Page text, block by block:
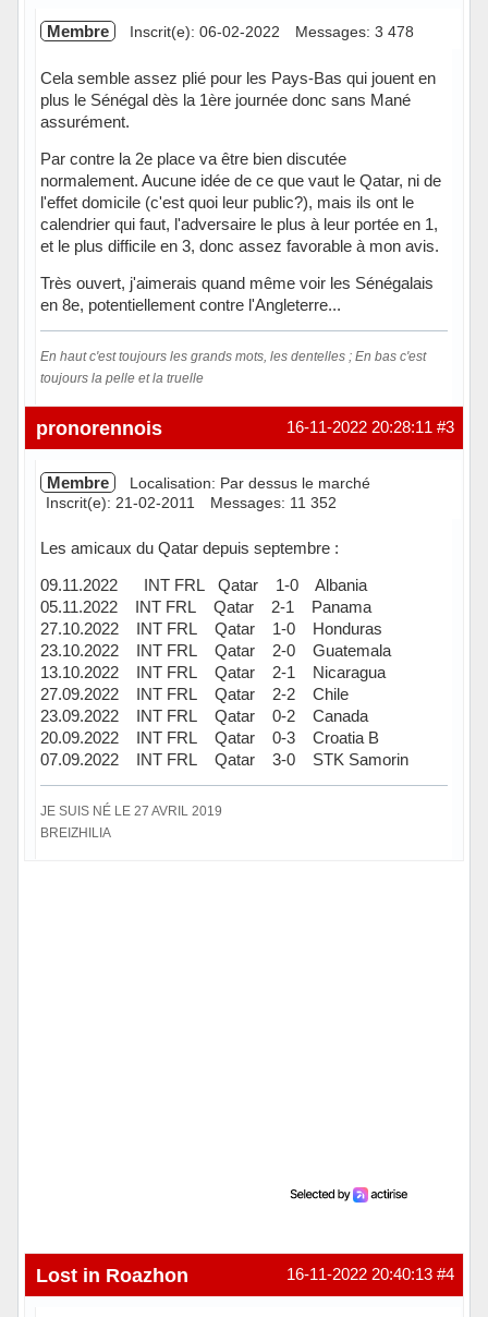
Membre Inscrit(e): 06-02-2022 Messages: 3 478
Cela semble assez plié pour les Pays-Bas qui jouent en
plus le Sénégal dès la 1ère journée donc sans Mané
assurément.
Par contre la 2e place va être bien discutée
normalement. Aucune idée de ce que vaut le Qatar, ni de
l'effet domicile (c'est quoi leur public?), mais ils ont le
calendrier qui faut, l'adversaire le plus à leur portée en 1,
et le plus difficile en 3, donc assez favorable à mon avis.
Très ouvert, j'aimerais quand même voir les Sénégalais
en 8e, potentiellement contre l'Angleterre...
En haut c'est toujours les grands mots, les dentelles ; En bas c'est
toujours la pelle et la truelle
Hors ligne #3
16-11-2022 20:28:11
pronorennois
Membre
Localisation: Par dessus le marché
Inscrit(e): 21-02-2011
Messages: 11 352
Les amicaux du Qatar depuis septembre :
09.11.2022 INT FRL Qatar 1-0 Albania
05.11.2022 INT FRL Qatar 2-1 Panama
27.10.2022 INT FRL Qatar 1-0 Honduras
23.10.2022 INT FRL Qatar 2-0 Guatemala
13.10.2022 INT FRL Qatar 2-1 Nicaragua
27.09.2022 INT FRL Qatar 2-2 Chile
23.09.2022 INT FRL Qatar 0-2 Canada
20.09.2022 INT FRL Qatar 0-3 Croatia B
07.09.2022 INT FRL Qatar 3-0 STK Samorin
JE SUIS NÉ LE 27 AVRIL 2019
BREIZHILIA
#4
16-11-2022 20:40:13
Lost in Roazhon